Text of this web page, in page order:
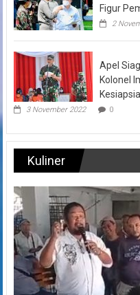
Figur
2
Apel
Kolonel
3 November 2022 0
Kuliner